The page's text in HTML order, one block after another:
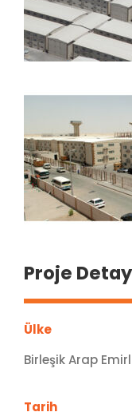
Proje
Ülke
Birleşik Arap
Tarih